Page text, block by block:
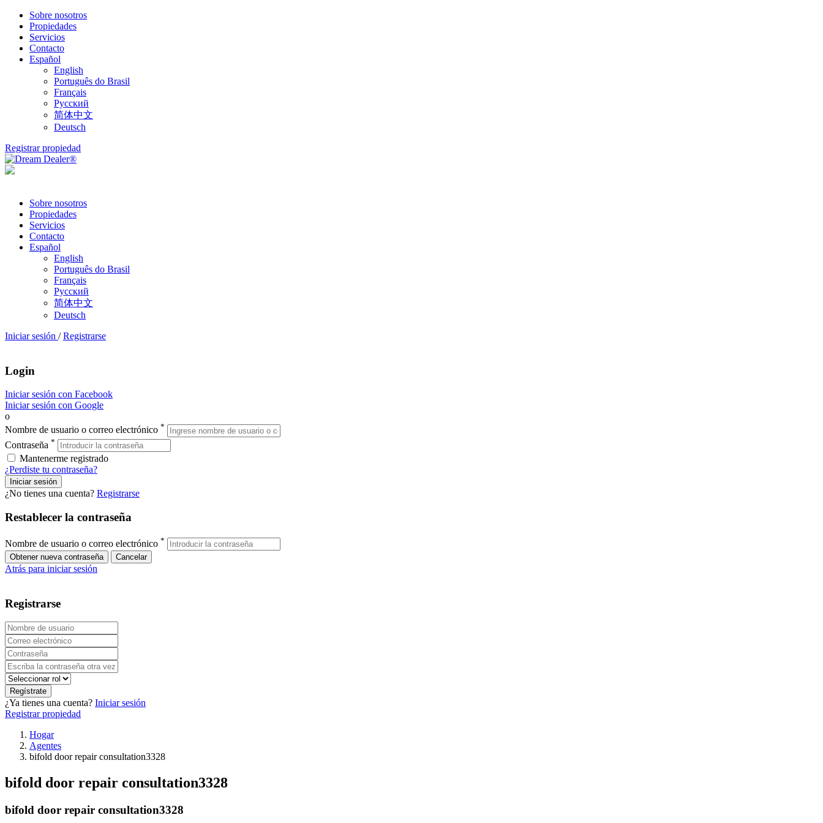
Sobre nosotros
Propiedades
Servicios
Contacto
Español
English
Português do Brasil
Français
Русский
简体中文
Deutsch
Registrar propiedad
Sobre nosotros
Propiedades
Servicios
Contacto
Español
English
Português do Brasil
Français
Русский
简体中文
Deutsch
Iniciar sesión /Registrarse
Login
Iniciar sesión con Facebook
Iniciar sesión con Google
o
Nombre de usuario o correo electrónico *
Contraseña *
Mantenerme registrado
¿Perdiste tu contraseña?
¿No tienes una cuenta? Registrarse
Restablecer la contraseña
Nombre de usuario o correo electrónico *
Atrás para iniciar sesión
Registrarse
Regístrate
¿Ya tienes una cuenta? Iniciar sesión
Registrar propiedad
Hogar
Agentes
bifold door repair consultation3328
bifold door repair consultation3328
bifold door repair consultation3328